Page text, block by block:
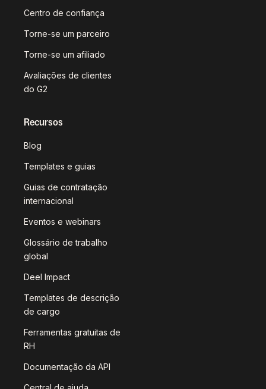
Centro de confiança
Torne-se um parceiro
Torne-se um afiliado
Avaliações de clientes
do G2
Recursos
Blog
Templates e guias
Guias de contratação
internacional
Eventos e webinars
Glossário de trabalho
global
Deel Impact
Templates de descrição
de cargo
Ferramentas gratuitas de
RH
Documentação da API